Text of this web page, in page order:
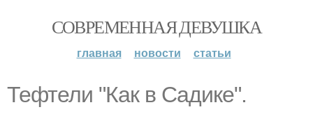
СОВРЕМЕННАЯ ДЕВУШКА
главная новости статьи
Тефтели "Как в Садике".